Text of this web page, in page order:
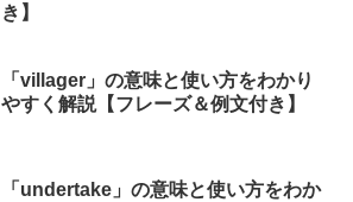
き】
「villager」の意味と使い方をわかり
やすく解説【フレーズ＆例文付き】
「undertake」の意味と使い方をわか